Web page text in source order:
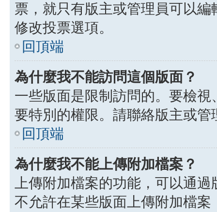
票，就只有版主或管理員可以
修改投票選項。
回頂端
為什麼我不能訪問這個版面？
一些版面是限制訪問的。要檢
要特別的權限。請聯絡版主或管
回頂端
為什麼我不能上傳附加檔案？
上傳附加檔案的功能，可以通
不允許在某些版面上傳附加檔